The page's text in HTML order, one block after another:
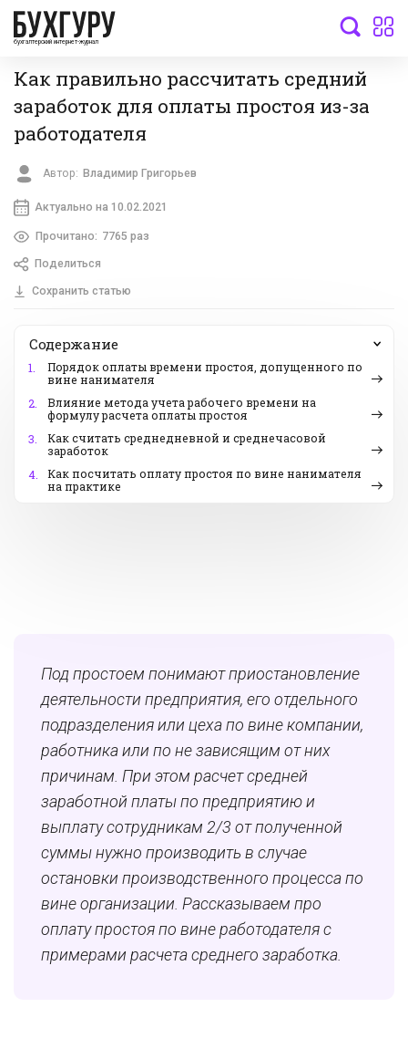
бухгалтерский интернет-журнал
Как правильно рассчитать средний
заработок для оплаты простоя из-за
работодателя
Автор: Владимир Григорьев
Актуально на 10.02.2021
Прочитано: 7765 раз
Поделиться
Сохранить статью
Содержание
1.
Порядок оплаты времени простоя, допущенного по
вине нанимателя
2.
Влияние метода учета рабочего времени на
формулу расчета оплаты простоя
3.
Как считать среднедневной и среднечасовой
заработок
4.
Как посчитать оплату простоя по вине нанимателя
на практике
Под простоем понимают приостановление
деятельности предприятия, его отдельного
подразделения или цеха по вине компании,
работника или по не зависящим от них
причинам. При этом расчет средней
заработной платы по предприятию и
выплату сотрудникам 2/3 от полученной
суммы нужно производить в случае
остановки производственного процесса по
вине организации. Рассказываем про
оплату простоя по вине работодателя с
примерами расчета среднего заработка.